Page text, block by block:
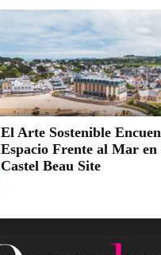
El Arte Sostenible
Espacio Frente al Mar en
Castel Beau Site